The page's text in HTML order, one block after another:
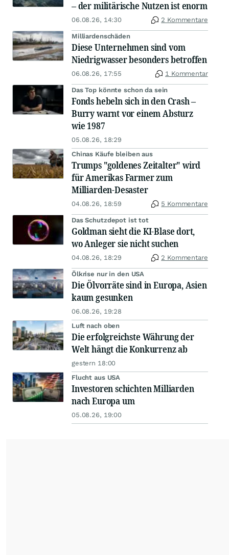
– der militärische Nutzen ist enorm
06.08.26, 14:30 2 Kommentare
Milliardenschäden
Diese Unternehmen sind vom
Niedrigwasser besonders betroffen
06.08.26, 17:55 1 Kommentar
Das Top könnte schon da sein
Fonds hebeln sich in den Crash –
Burry warnt vor einem Absturz
wie 1987
05.08.26, 18:29
Chinas Käufe bleiben aus
Trumps "goldenes Zeitalter" wird
für Amerikas Farmer zum
Milliarden-Desaster
04.08.26, 18:59 5 Kommentare
Das Schutzdepot ist tot
Goldman sieht die KI-Blase dort,
wo Anleger sie nicht suchen
04.08.26, 18:29 2 Kommentare
Ölkrise nur in den USA
Die Ölvorräte sind in Europa, Asien
kaum gesunken
06.08.26, 19:28
Luft nach oben
Die erfolgreichste Währung der
Welt hängt die Konkurrenz ab
gestern 18:00
Flucht aus USA
Investoren schichten Milliarden
nach Europa um
05.08.26, 19:00